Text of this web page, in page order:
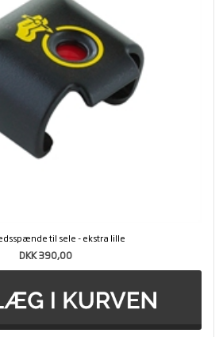
til sele - ekstra lille
DKK 390,00